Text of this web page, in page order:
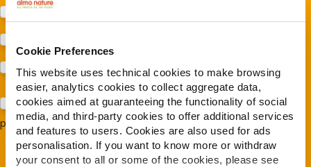
Cookie Preferences
This website uses technical cookies to make browsing
easier, analytics cookies to collect aggregate data,
cookies aimed at guaranteeing the functionality of social
media, and third-party cookies to offer additional services
and features to users. Cookies are also used for ads
personalisation. If you want to know more or withdraw
your consent to all or some of the cookies, please see
Protezione della biodiversità (Fondazione Capellino)
Prodotti (Almo Nature)
Acconsento al trattamento dei miei dati e dichiaro di aver
preso visione dellaPrivacy Policy*